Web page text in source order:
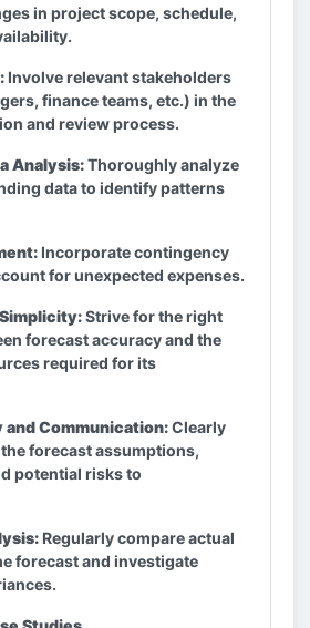
in project scope, schedule,
Involve relevant stakeholders
finance teams, etc.) in the
and review process.
Analysis:Thoroughly analyze
data to identify patterns
Incorporate contingency
for unexpected expenses.
Strive for the right
forecast accuracy and the
required for its
and Communication:Clearly
forecast assumptions,
potential risks to
Regularly compare actual
forecast and investigate